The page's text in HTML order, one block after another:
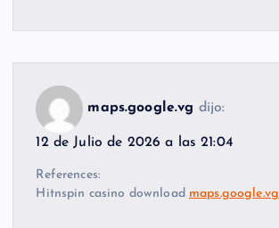
maps.google.vg dijo:
12 de Julio de 2026 a las 21:04
References:
Hitnspin casino download maps.google.vg